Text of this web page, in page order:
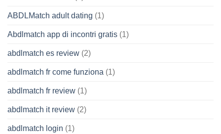
ABDLMatch adult dating (1)
Abdlmatch app di incontri gratis (1)
abdlmatch es review (2)
abdlmatch fr come funziona (1)
abdlmatch fr review (1)
abdlmatch it review (2)
abdlmatch login (1)